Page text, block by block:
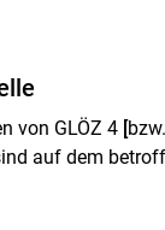
von GLÖZ 4 [
auf dem